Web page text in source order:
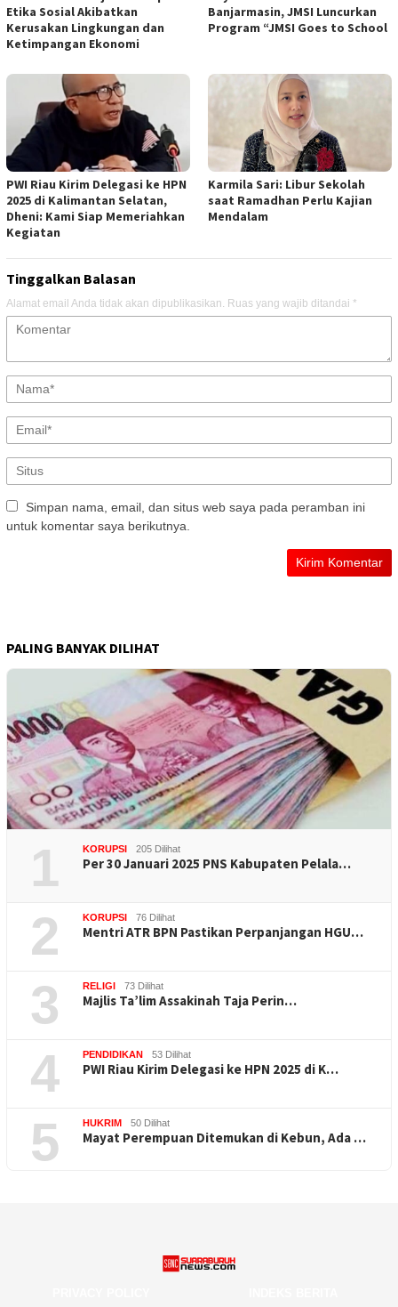
Etika Sosial Akibatkan
Kerusakan Lingkungan dan
Ketimpangan Ekonomi
Banjarmasin, JMSI Luncurkan
Program “JMSI Goes to School
PWI Riau Kirim Delegasi ke HPN
2025 di Kalimantan Selatan,
Dheni: Kami Siap Memeriahkan
Kegiatan
Karmila Sari: Libur Sekolah
saat Ramadhan Perlu Kajian
Mendalam
Tinggalkan Balasan
Alamat email Anda tidak akan dipublikasikan. Ruas yang wajib ditandai *
Simpan nama, email, dan situs web saya pada peramban ini
untuk komentar saya berikutnya.
PALING BANYAK DILIHAT
1 KORUPSI 205 Dilihat
Per 30 Januari 2025 PNS Kabupaten Pelala…
2 KORUPSI 76 Dilihat
Mentri ATR BPN Pastikan Perpanjangan HGU…
3 RELIGI 73 Dilihat
Majlis Ta’lim Assakinah Taja Perin…
4 PENDIDIKAN 53 Dilihat
PWI Riau Kirim Delegasi ke HPN 2025 di K…
5 HUKRIM 50 Dilihat
Mayat Perempuan Ditemukan di Kebun, Ada …